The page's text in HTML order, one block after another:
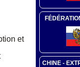
et
CHINE -